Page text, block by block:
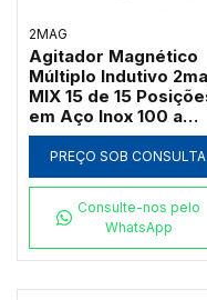
2MAG
Agitador Magnético
Múltiplo Indutivo
MIX 15 de 15
em Aço Inox 100 a
2000 RPM (Até
3000ml por Ponto)
PREÇO SOB CONSULTA
Consulte-nos pelo
WhatsApp